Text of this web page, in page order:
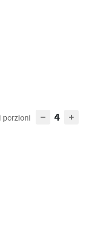
porzioni 4